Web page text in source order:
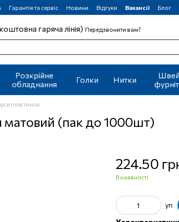
Гарантія та сервіс Новини Відгуки Вакансії Блог
гаряча лінія) Передзвонити вам?
Розкрійне
обладнання
Голки Нитки
пластикові
матовий (пак до 1000шт)
224.50
В наявності
уп